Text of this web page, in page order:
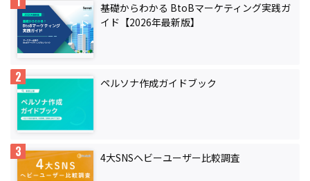
基礎からわかる BtoBマーケティング実践ガ
イド【2026年最新版】
ペルソナ作成ガイドブック
4大SNSヘビーユーザー比較調査